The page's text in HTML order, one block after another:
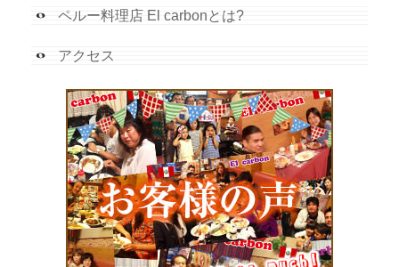
ペルー料理店 El carbonとは?
アクセス